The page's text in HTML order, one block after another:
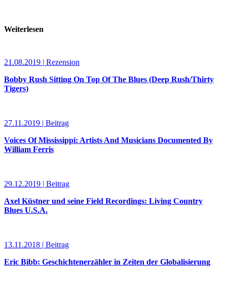
Weiterlesen
21.08.2019 | Rezension
Bobby Rush Sitting On Top Of The Blues (Deep Rush/Thirty
Tigers)
27.11.2019 | Beitrag
Voices Of Mississippi: Artists And Musicians Documented By
William Ferris
29.12.2019 | Beitrag
Axel Küstner und seine Field Recordings: Living Country
Blues U.S.A.
13.11.2018 | Beitrag
Eric Bibb: Geschichtenerzähler in Zeiten der Globalisierung